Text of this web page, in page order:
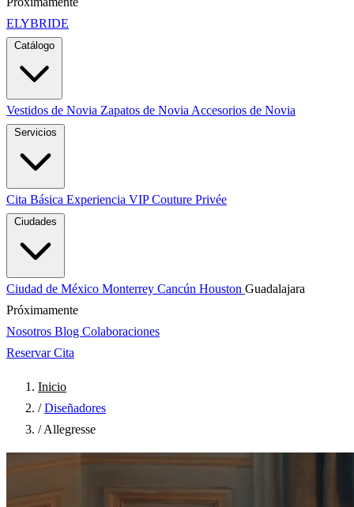
ELYBRIDE
Catálogo
Vestidos de Novia Zapatos de Novia Accesorios de Novia
Servicios
Cita Básica Experiencia VIPCouture Privée
Ciudades
Ciudad de México Monterrey Cancún Houston Guadalajara
Próximamente
Nosotros Blog Colaboraciones
Reservar Cita
Inicio
/ Diseñadores
/ Allegresse